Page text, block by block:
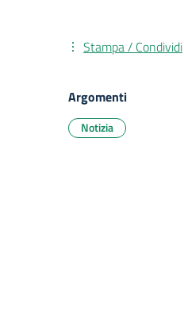
Stampa / Condividi
Argomenti
Notizia